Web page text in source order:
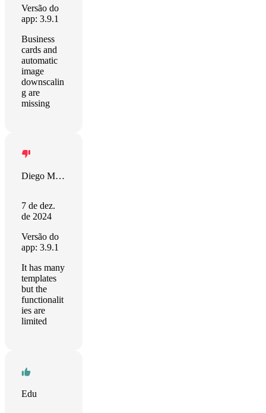
Versão do
app: 3.9.1
Business
cards and
automatic
image
downscalin
g are
missing
Diego Moreano Merino
7 de dez.
de 2024
Versão do
app: 3.9.1
It has many
templates
but the
functionalit
ies are
limited
Edu